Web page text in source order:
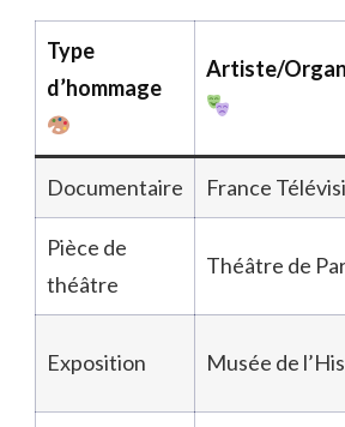
Type
d’hommage
Artiste/
Documentaire France
Pièce de
théâtre
Théâtre de
Exposition Musée de